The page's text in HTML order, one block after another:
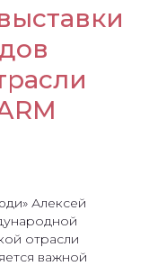
Алексей
отрасли
важной